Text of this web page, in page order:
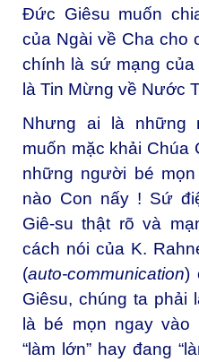
Đức Giêsu muốn
của Ngài về Cha cho
chính là sứ mạng
là Tin Mừng về Nước
Nhưng ai là những
muốn mặc khải Chúa
những người bé
nào Con nấy ! Sứ
Giê-su thật rõ và
cách nói của K.
(auto-communication)
Giêsu, chúng ta phải
là bé mọn ngay vào
“làm lớn” hay đang